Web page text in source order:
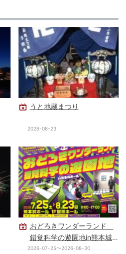
うと地蔵まつり
2026-08-23
おどろきワンダーランド
錯覚科学の遊園地in熊本城
ホール
2026-07-25〜2026-08-30